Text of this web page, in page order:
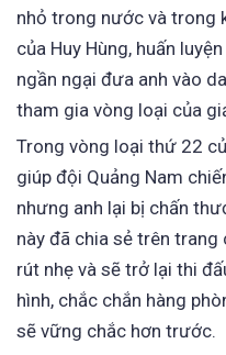
nhỏ trong nước và trong
của Huy Hùng, huấn
ngần ngại đưa anh vào
tham gia vòng loại của
Trong vòng loại thứ 22
giúp đội Quảng Nam
nhưng anh lại bị chấn
này đã chia sẻ trên trang
rút nhẹ và sẽ trở lại thi
hình, chắc chắn hàng
sẽ vững chắc hơn trước.